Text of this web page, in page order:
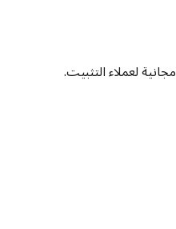
مجانية لعملاء التثبيت.